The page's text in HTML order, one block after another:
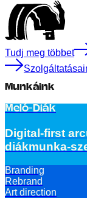
Tudj meg többet
Munkáink
Meló-Diák
Digital-first
diákmunka-
Branding
Rebrand
Art direction